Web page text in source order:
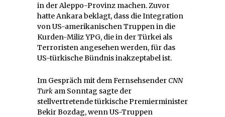
in der Aleppo-Provinz machen. Zuvor
hatte Ankara beklagt, dass die Integration
von US-amerikanischen Truppen in die
Kurden-Miliz YPG, die in der Türkei als
Terroristen angesehen werden, für das
US-türkische Bündnis inakzeptabel ist.
Im Gespräch mit dem FernsehsenderCNN
Turk am Sonntag sagte der
stellvertretende türkische Premierminister
Bekir Bozdag, wenn US-Truppen